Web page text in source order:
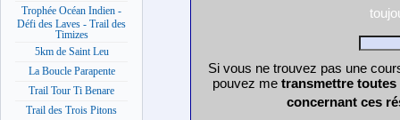
Trophée Océan Indien -
Défi des Laves - Trail des
Timizes
5km de Saint Leu
La Boucle Parapente
Trail Tour Ti Benare
Trail des Trois Pitons
Si vous ne trouvez pas une
pouvez me transmettre
concernant ces